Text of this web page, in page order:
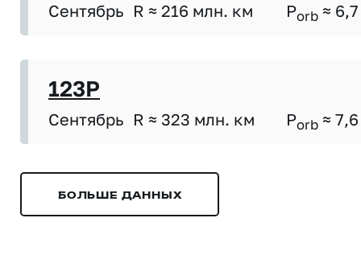
Сентябрь R ≈ 216 млн. км Porb ≈ 6,7
123P
Сентябрь R ≈ 323 млн. км Porb ≈ 7,6
БОЛЬШЕ ДАННЫХ